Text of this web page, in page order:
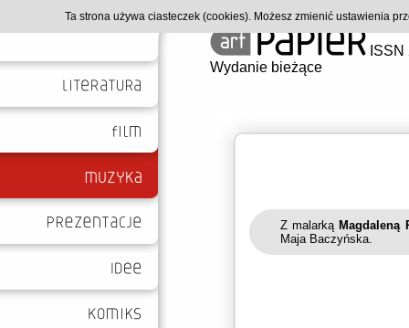
Wydanie bieżące
Z malarką Magdaleną
Maja Baczyńska.
Ta strona używa ciasteczek (cookies). Możesz zmienić ustawienia